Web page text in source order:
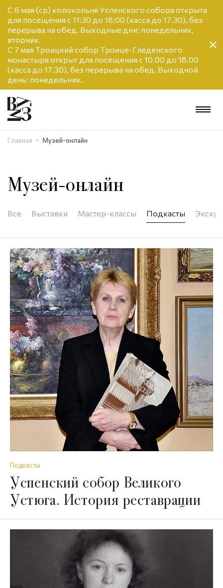
С 6 мая (ср) колокольня Успенского собора открыта
для посещения с 11:30 до 18:00 (касса до 17.30), без
перерыва на обед. Выходные дни: понедельник,
вторник.
С 7 мая Троицкий собор Троице-Гледенского
монастыря открыт для посещения с 10.00 до 18.00
(касса до 17.30), без перерыва на обед. Выходной
день: понедельник.
Главная Музей-онлайн
Музей-онлайн
Все Выставки Мастер-классы Подкасты
Подкасты
Успенский собор Великого
Устюга. История реставрации